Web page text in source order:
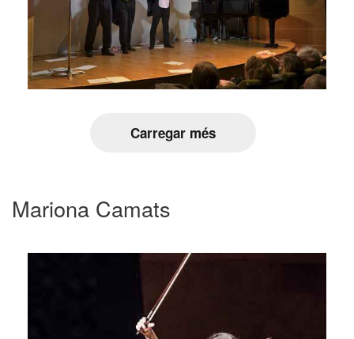
Carregar més
Mariona Camats